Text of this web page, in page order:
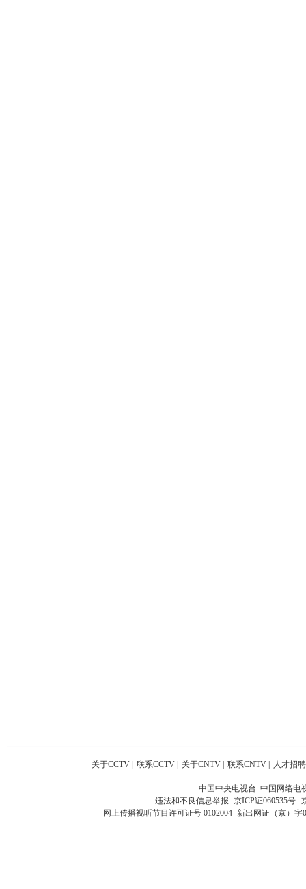
关于CCTV 联系CCTV 关于CNTV 联系CNTV 人才招聘
中国中央电视台 中国网络电
违法和不良信息举报 京ICP证060535号
网上传播视听节目许可证号 0102004 新出网证（京）